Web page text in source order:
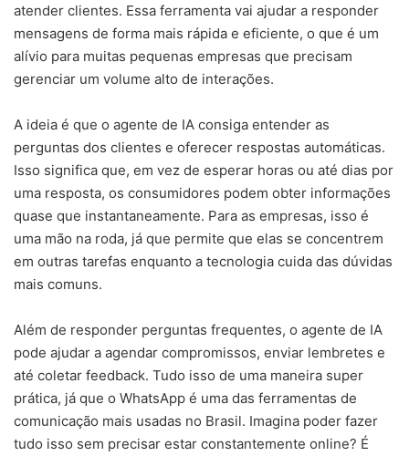
atender clientes. Essa ferramenta vai ajudar a responder
mensagens de forma mais rápida e eficiente, o que é um
alívio para muitas pequenas empresas que precisam
gerenciar um volume alto de interações.
A ideia é que o agente de IA consiga entender as
perguntas dos clientes e oferecer respostas automáticas.
Isso significa que, em vez de esperar horas ou até dias por
uma resposta, os consumidores podem obter informações
quase que instantaneamente. Para as empresas, isso é
uma mão na roda, já que permite que elas se concentrem
em outras tarefas enquanto a tecnologia cuida das dúvidas
mais comuns.
Além de responder perguntas frequentes, o agente de IA
pode ajudar a agendar compromissos, enviar lembretes e
até coletar feedback. Tudo isso de uma maneira super
prática, já que o WhatsApp é uma das ferramentas de
comunicação mais usadas no Brasil. Imagina poder fazer
tudo isso sem precisar estar constantemente online? É